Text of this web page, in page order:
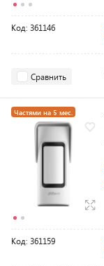
Код: 361146
Сравнить
Частями на 5 мес.
Код: 361159